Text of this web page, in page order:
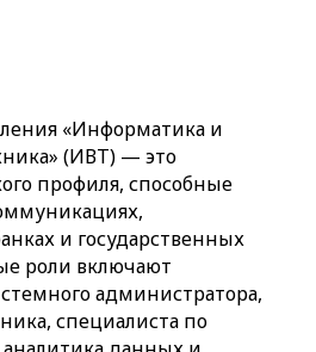
«Информатика и
(ИВТ) — это
профиля, способные
и государственных
роли включают
администратора,
специалиста по